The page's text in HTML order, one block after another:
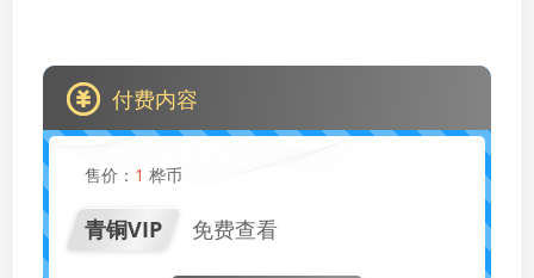
付费内容
售价： 1 桦币
青铜VIP 免费查看